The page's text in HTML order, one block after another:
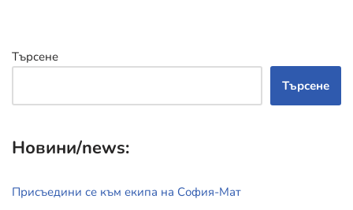
Търсене
Търсене
Новини/news:
Присъедини се към екипа на София-Мат